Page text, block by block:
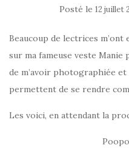
Posté le 12 juillet
Beaucoup de lectrices m’ont
sur ma fameuse veste Manie
de m’avoir photographiée
permettent de se rendre
Les voici, en attendant la